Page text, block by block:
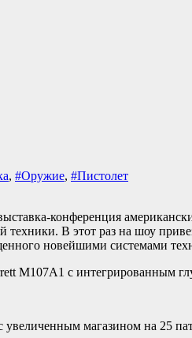
, #Оружие, #Пистолет
конференция
техники. В этот раз на шоу
новейшими системами
M107A1 с интегрированным
магазином на 25